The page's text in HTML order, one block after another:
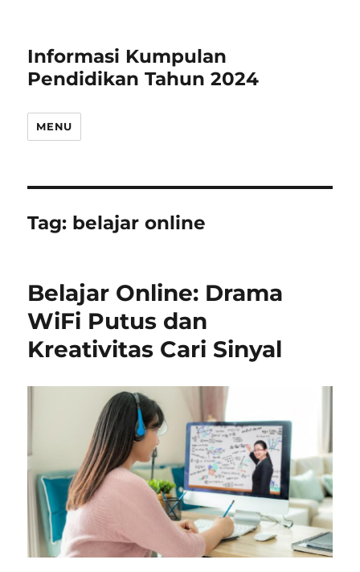
Informasi Kumpulan
Pendidikan Tahun 2024
MENU
Tag: belajar online
Belajar Online: Drama
WiFi Putus dan
Kreativitas Cari Sinyal